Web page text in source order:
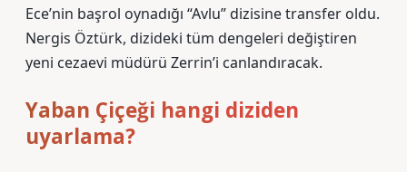
Ece’nin başrol oynadığı “Avlu” dizisine transfer oldu.
Nergis Öztürk, dizideki tüm dengeleri değiştiren
yeni cezaevi müdürü Zerrin’i canlandıracak.
Yaban Çiçeği hangi diziden
uyarlama?